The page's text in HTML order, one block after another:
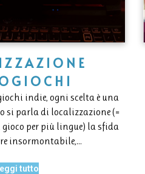
indie, ogni scelta è una
si parla di localizzazione (=
per più lingue) la sfida
insormontabile,…
tutto